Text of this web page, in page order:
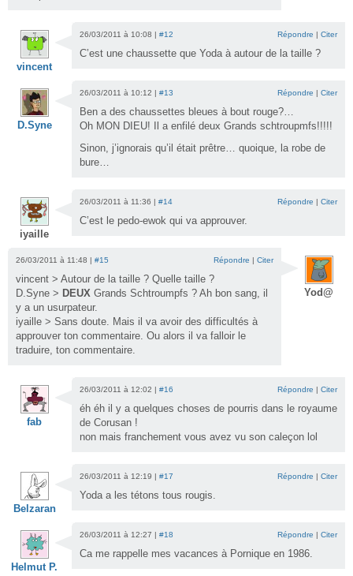
vincent
26/03/2011 à 10:08 | #12 Répondre | Citer
C’est une chaussette que Yoda à autour de la taille ?
D.Syne
26/03/2011 à 10:12 | #13 Répondre | Citer
Ben a des chaussettes bleues à bout rouge?…
Oh MON DIEU! Il a enfilé deux Grands schtroupmfs!!!!!
Sinon, j’ignorais qu’il était prêtre… quoique, la robe de
bure…
iyaille
26/03/2011 à 11:36 | #14 Répondre | Citer
C’est le pedo-ewok qui va approuver.
Yod@
26/03/2011 à 11:48 | #15 Répondre | Citer
vincent > Autour de la taille ? Quelle taille ?
D.Syne > DEUX Grands Schtroumpfs ? Ah bon sang, il
y a un usurpateur.
iyaille > Sans doute. Mais il va avoir des difficultés à
approuver ton commentaire. Ou alors il va falloir le
traduire, ton commentaire.
fab
26/03/2011 à 12:02 | #16 Répondre | Citer
éh éh il y a quelques choses de pourris dans le royaume
de Corusan !
non mais franchement vous avez vu son caleçon lol
Belzaran
26/03/2011 à 12:19 | #17 Répondre | Citer
Yoda a les tétons tous rougis.
Helmut P.
26/03/2011 à 12:27 | #18 Répondre | Citer
Ca me rappelle mes vacances à Pornique en 1986.